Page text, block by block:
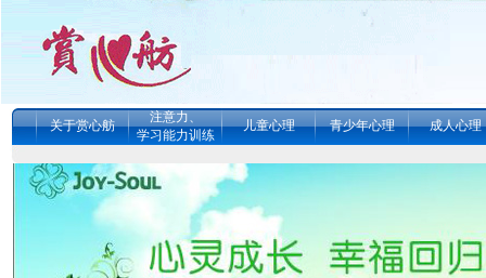
关于赏心舫
注意力、
学习能力训练
儿童心理 青少年心理 成人心理
·真的能改变孩子的学习动力
吗？--五天提升自我管理夏令
暑假提升自我管理夏令营（招
生简章） （感统、注意力、记